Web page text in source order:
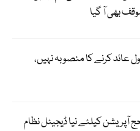
بھی آ گیا
ٹول عائد کرنے کا منصوبہ نہیں،
حج آپریشن کیلئے نیا ڈیجیٹل نظام